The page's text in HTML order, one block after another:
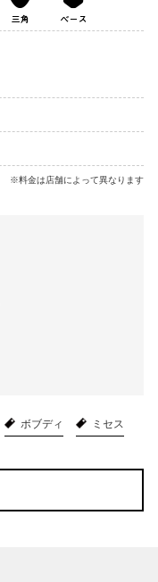
※料金は店舗によって異なります
ボブディ ミセス